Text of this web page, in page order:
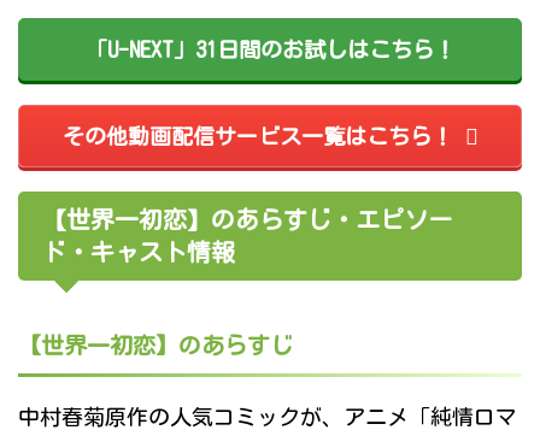
「U-NEXT」31日間のお試しはこちら！
その他動画配信サービス一覧はこちら！
【世界一初恋】のあらすじ・エピソー
ド・キャスト情報
【世界一初恋】のあらすじ
中村春菊原作の人気コミックが、アニメ「純情ロマ